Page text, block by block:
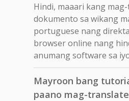
Hindi, maaari kang
dokumento sa wikang
portuguese nang
browser online nang
anumang software sa
Mayroon bang
paano mag-